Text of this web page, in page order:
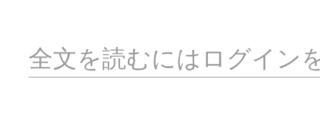
全文を読むにはログイン